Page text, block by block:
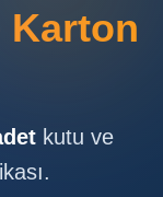
Karton
kutu ve